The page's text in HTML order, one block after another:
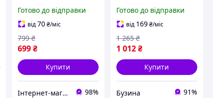
новонароджених дітей
малюків до 15кг 4
положення Baby
Carrier червоний
Готово до відправки
від70 ₴/міс
699 ₴
799 ₴
Купити
Інтернет-магазин 98%
Surprise! 511205 в
асортименті buzyna
Готово до відправки
від 169₴/міс
1 012₴
1 265 ₴
Купити
Бузина 91%